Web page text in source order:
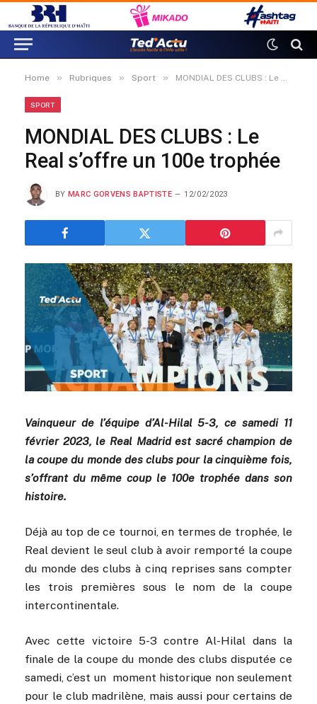
Home » Rubriques » Sport » MONDIAL DES CLUBS : Le Real s’offre un 100e trophée
SPORT
MONDIAL DES CLUBS : Le
Real s’offre un 100e trophée
BY MARC GORVENS BAPTISTE 12/02/2023
Vainqueur de l’équipe d’Al-Hilal 5-3, ce samedi 11
février 2023, le Real Madrid est sacré champion de
la coupe du monde des clubs pour la cinquième fois,
s’offrant du même coup le 100e trophée dans son
histoire.
Déjà au top de ce tournoi, en termes de trophée, le
Real devient le seul club à avoir remporté la coupe
du monde des clubs à cinq reprises sans compter
les trois premières sous le nom de la coupe
intercontinentale.
Avec cette victoire 5-3 contre Al-Hilal dans la
finale de la coupe du monde des clubs disputée ce
samedi, c’est un moment historique non seulement
pour le club madrilène, mais aussi pour certains de